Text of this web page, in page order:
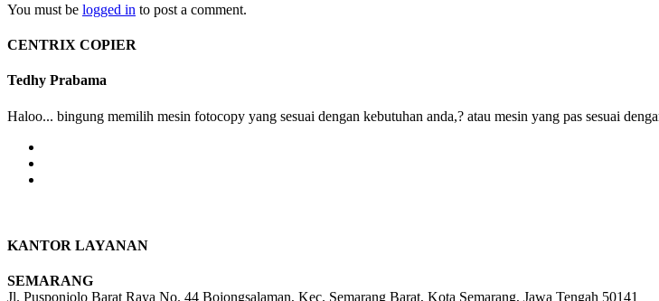
You must be logged in to post a comment.
CENTRIX COPIER
Tedhy Prabama
Haloo... bingung memilih mesin fotocopy yang sesuai dengan kebutuhan anda,? atau mesin yang pas sesuai
KANTOR LAYANAN
SEMARANG
Jl. Pusponjolo Barat Raya No. 44 Bojongsalaman, Kec. Semarang Barat, Kota Semarang, Jawa Tengah 50141